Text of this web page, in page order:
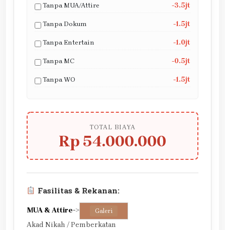
Tanpa MUA/Attire -3.5jt
Tanpa Dokum -1.5jt
Tanpa Entertain -1.0jt
Tanpa MC -0.5jt
Tanpa WO -1.5jt
TOTAL BIAYA
Rp 54.000.000
Fasilitas & Rekanan:
MUA & Attire-> Galeri
Akad Nikah / Pemberkatan